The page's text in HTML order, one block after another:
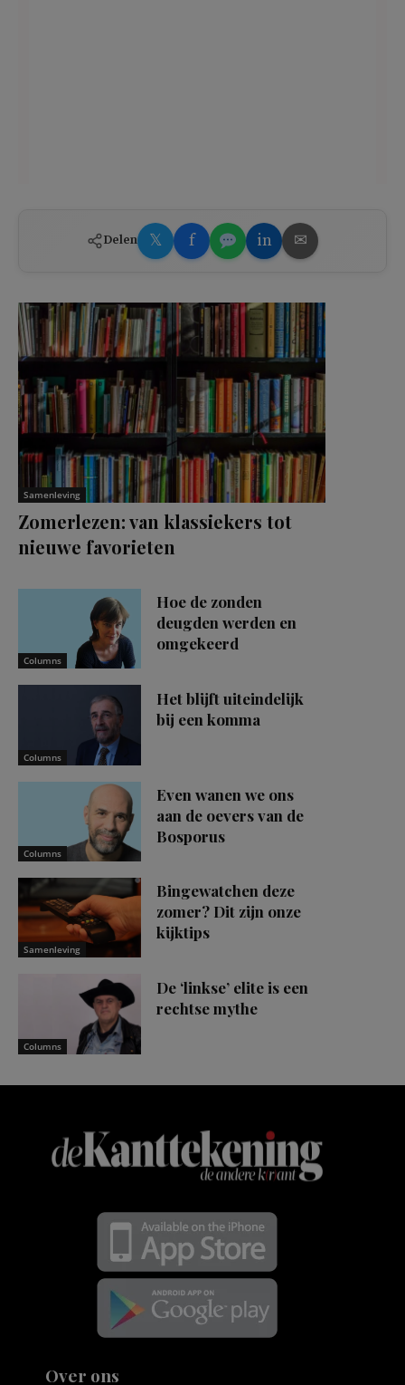
Delen 𝕏 f in ✉
Samenleving
Zomerlezen: van klassiekers tot
nieuwe favorieten
Columns
Hoe de zonden
deugden werden en
omgekeerd
Columns
Het blijft uiteindelijk
bij een komma
Columns
Even wanen we ons
aan de oevers van de
Bosporus
Samenleving
Bingewatchen deze
zomer? Dit zijn onze
kijktips
Columns
De ‘linkse’ elite is een
rechtse mythe
Over ons